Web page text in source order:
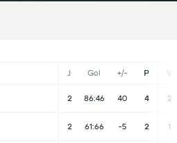
J Gol +/- P V
2 86:46 40 4 2
2 61:66 -5 2 1